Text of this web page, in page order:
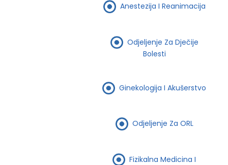
Anestezija I Reanimacija
Odjeljenje Za Dječije
Bolesti
Ginekologija I Akušerstvo
Odjeljenje Za ORL
Fizikalna Medicina I